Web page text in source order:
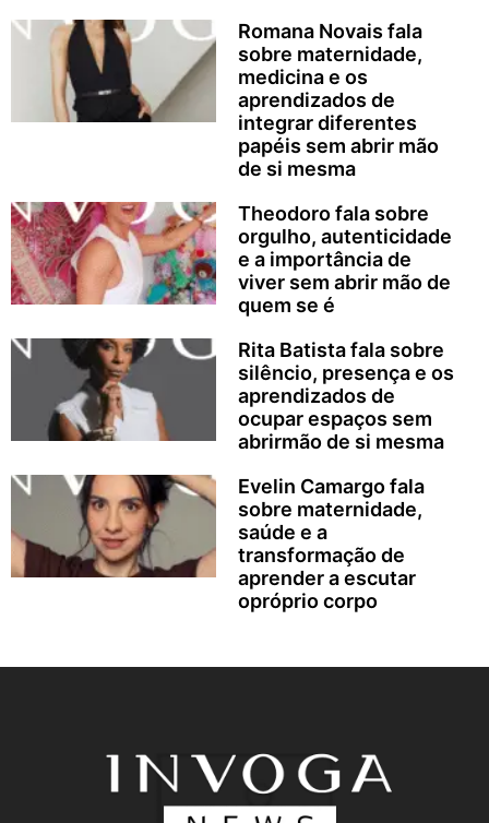
Romana Novais fala
sobre maternidade,
medicina e os
aprendizados de
integrar diferentes
papéis sem abrir mão
de si mesma
Theodoro fala sobre
orgulho, autenticidade
e a importância de
viver sem abrir mão de
quem se é
Rita Batista fala sobre
silêncio, presença e os
aprendizados de
ocupar espaços sem
abrirmão de si mesma
Evelin Camargo fala
sobre maternidade,
saúde e a
transformação de
aprender a escutar
opróprio corpo